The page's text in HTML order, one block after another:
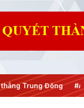
Trung Đông #An